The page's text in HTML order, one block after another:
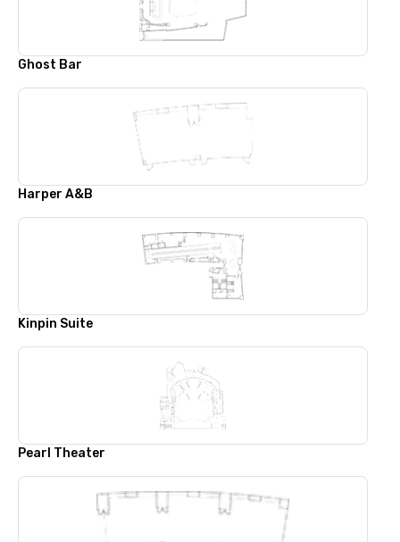
Ghost Bar
Harper A&B
Kinpin Suite
Pearl Theater